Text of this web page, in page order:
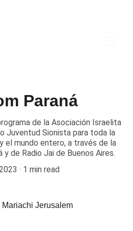
Paraná
de la Asociación Israelita
Juventud Sionista para toda la
el mundo entero, a través de la
y de Radio Jai de Buenos Aires.
1 min read